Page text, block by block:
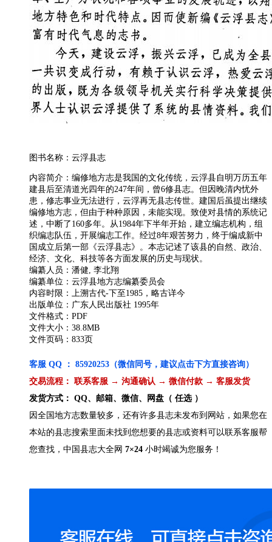
图书名称：云浮县志
内容简介：编修地方志是我国的文化传统，云浮县自明万历五年
建县后至清道光四年的247年间，曾6修县志。但因晚清内忧外
患，修志事业无法进行，云浮再无县志传世。建国后虽提出继续
编修地方志，但由于种种原因，未能实现。致使对县情的系统记
述，中断了160多年。从1984年下半年开始，建立编志机构，组
织编志队伍，开展编志工作。经过8年艰苦努力，终于编成新中
国成立后第一部《云浮县志》。本志记述了该县的自然、政治、
经济、文化、科技等各方面发展的历史与现状。
编纂人员：潘健, 李北翔
编纂单位：云浮县地方志编纂委员会
内容时限：上溯古代-下至1985，略古详今
出版单位：广东人民出版社 1995年
文件格式：PDF
文件大小：38.8MB
文件页码：833页
客服 QQ ： 85920253（微信同号，建议点击下方直接咨询）
交易流程： 联系客服 → 沟通确认 → 微信付款 → 客服发货
发货方式： QQ、邮箱、微信、网盘（ 任选 ）
因全国地方志数量较多，还有许多县志未发布到网站，如果您在
本站的县志搜索里面未找到您想要的县志或资料可以联系客服帮
您查找，中国县志大全网 7×24 小时竭诚为您服务！